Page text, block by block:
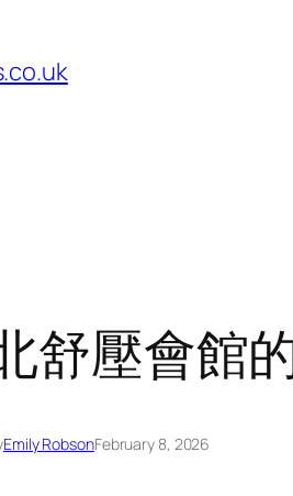
舒壓會館
Emily RobsonFebruary 8, 2026